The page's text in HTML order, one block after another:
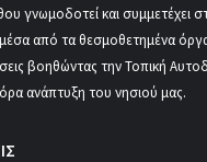
γνωμοδοτεί και συμμετέχει
από τα θεσμοθετημένα
βοηθώντας την Τοπική
ανάπτυξη του νησιού μας.